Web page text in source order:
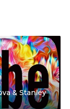
& Stanley